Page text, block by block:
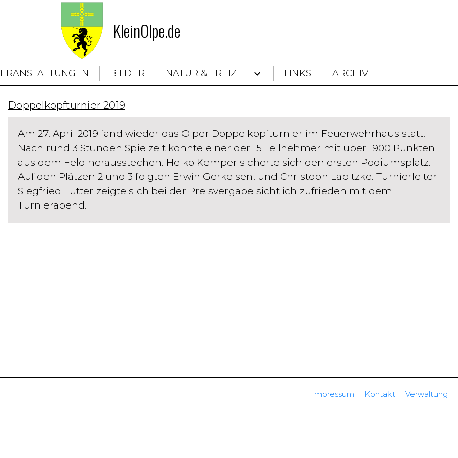
KleinOlpe.de
BILDER NATUR & FREIZEIT keyboard_arrow_down LINKS ARCHIV
Doppelkopfturnier 2019
Am 27. April 2019 fand wieder das Olper Doppelkopfturnier im Feuerwehrhaus statt.
Nach rund 3 Stunden Spielzeit konnte einer der 15 Teilnehmer mit über 1900 Punkten
aus dem Feld herausstechen. Heiko Kemper sicherte sich den ersten Podiumsplatz.
Auf den Plätzen 2 und 3 folgten Erwin Gerke sen. und Christoph Labitzke. Turnierleiter
Siegfried Lutter zeigte sich bei der Preisvergabe sichtlich zufrieden mit dem
Turnierabend.
Impressum Kontakt Verwaltung